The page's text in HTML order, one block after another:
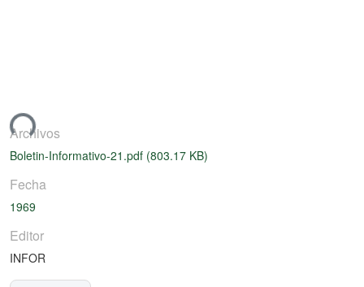
Archivos
Boletin-Informativo-21.pdf (803.17 KB)
Fecha
1969
Editor
INFOR